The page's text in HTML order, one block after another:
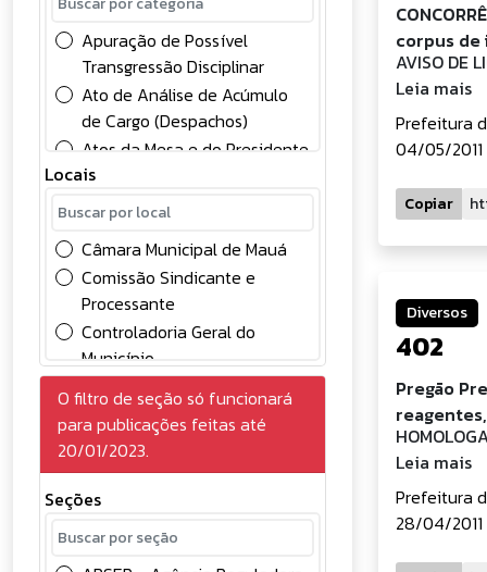
Apuração de Possível
Transgressão Disciplinar
Ato de Análise de Acúmulo
de Cargo (Despachos)
Atos da Mesa e do Presidente
Atos Oficiais
Chamamento Público
Concessão
Concursos Públicos
Conselhos
Contabilidade
Contratos
Convocação
Credenciamento de
Eventuais
Diversos
Edital
Locais
Câmara Municipal de Mauá
Comissão Sindicante e
Processante
Controladoria Geral do
Município
Divisão de Controle Contábil
Gabinete do Prefeito
Gerência de Gestão e
Desenvolvimento em
Recursos Humanos
Prefeitura do Município de
O filtro de seção só funcionará
para publicações feitas até
20/01/2023.
Seções
corpus
AVISO DE
Leia mais
Prefeitura
04/05/
Copiar
Diversos
402
Pregão
Leia mais
Prefeitura
28/04/2011